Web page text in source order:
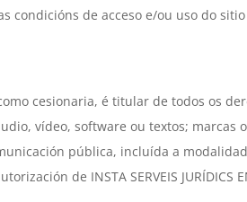
condicións de acceso e/ou uso do
como cesionaria, é titular de todos
vídeo, software ou textos;
pública, incluída a
de INSTA SERVEIS JURÍDICS